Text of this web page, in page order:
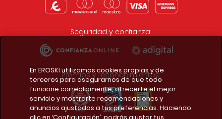
Seguridad y confianza:
Premios y reconocimientos:
En EROSKI utilizamos cookies propias y de
terceros para asegurarnos de que todo
funcione correctamente, ofrecerte el mejor
servicio y mostrarte recomendaciones y
anuncios ajustados a tus preferencias. Haciendo
clic en ‘Configuración’, podrás ajustar tus